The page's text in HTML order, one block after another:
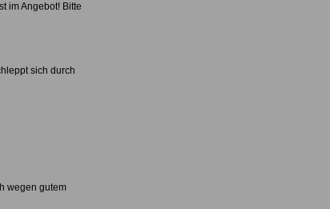
im Angebot! Bitte
sich durch
wegen gutem